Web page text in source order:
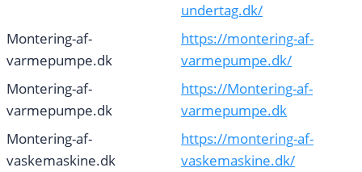
undertag.dk/
Montering-af-
varmepumpe.dk
https://montering-af-
varmepumpe.dk/
Montering-af-
varmepumpe.dk
https://Montering-af-
varmepumpe.dk
Montering-af-
vaskemaskine.dk
https://montering-af-
vaskemaskine.dk/